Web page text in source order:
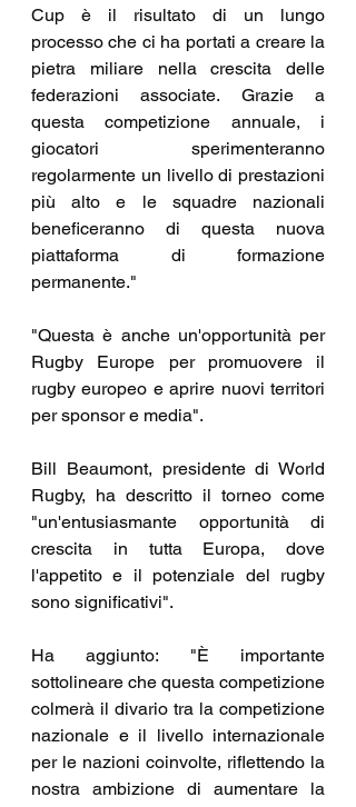
Cup è il risultato di un lungo
processo che ci ha portati a creare la
pietra miliare nella crescita delle
federazioni associate. Grazie a
questa competizione annuale, i
giocatori sperimenteranno
regolarmente un livello di prestazioni
più alto e le squadre nazionali
beneficeranno di questa nuova
piattaforma di formazione
permanente."
"Questa è anche un'opportunità per
Rugby Europe per promuovere il
rugby europeo e aprire nuovi territori
per sponsor e media".
Bill Beaumont, presidente di World
Rugby, ha descritto il torneo come
"un'entusiasmante opportunità di
crescita in tutta Europa, dove
l'appetito e il potenziale del rugby
sono significativi".
Ha aggiunto: "È importante
sottolineare che questa competizione
colmerà il divario tra la competizione
nazionale e il livello internazionale
per le nazioni coinvolte, riflettendo la
nostra ambizione di aumentare la